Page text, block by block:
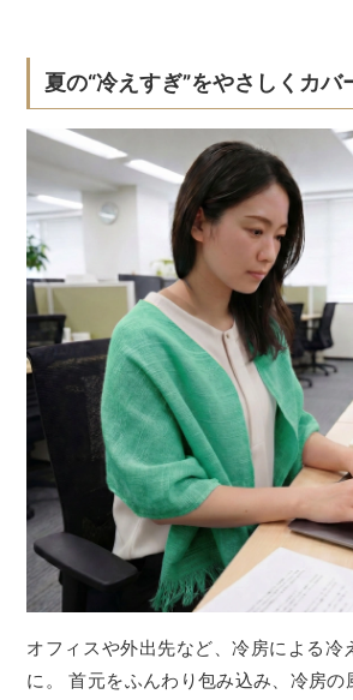
夏の“冷えすぎ”をやさしくカバ
オフィスや外出先など、冷房による冷
に。 首元をふんわり包み込み、冷房の